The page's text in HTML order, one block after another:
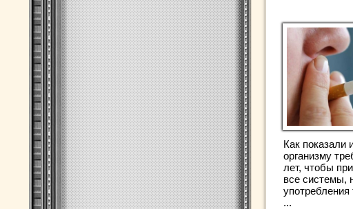
Как показали
организму
лет, чтобы
все системы,
...